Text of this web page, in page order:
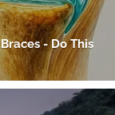
ACEPTAR